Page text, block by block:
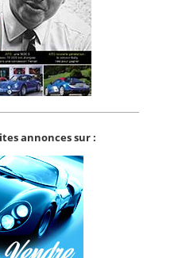
annonces sur :